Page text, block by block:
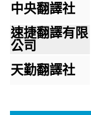
中央翻譯社
速捷翻譯有限
公司
天勤翻譯社